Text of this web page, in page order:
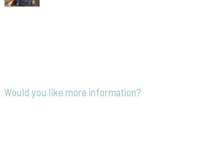
Would you like more information?